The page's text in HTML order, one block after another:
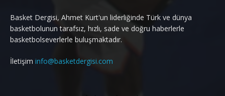
Basket Dergisi, Ahmet Kurt'un liderliğinde Türk ve dünya
basketbolunun tarafsız, hızlı, sade ve doğru haberlerle
basketbolseverlerle buluşmaktadır.
İletişim info@basketdergisi.com